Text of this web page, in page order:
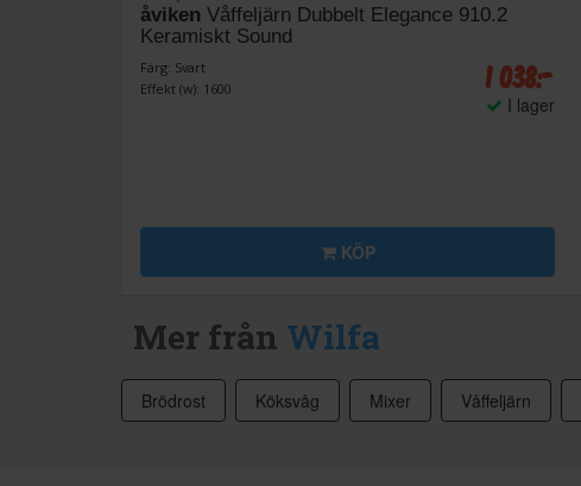
åviken Våffeljärn Dubbelt Elegance 910.2
Keramiskt Sound
Färg: Svart
Effekt (w): 1600
1 038:-
I lager
KÖP
Mer från Wilfa
Brödrost Köksvåg Mixer Våffeljärn